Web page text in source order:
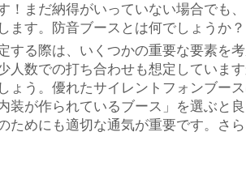
まだ納得がいっていない場合でも
ます。防音ブースとは何でしょうか？
る際は、いくつかの重要な要素を
人数での打ち合わせも想定していま
う。優れたサイレントフォンブー
が作られているブース」を選ぶと
めにも適切な通気が重要です。さら